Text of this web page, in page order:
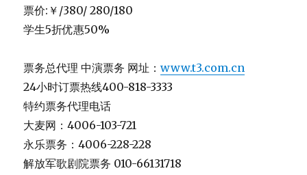
票价:￥/380/ 280/180
学生5折优惠50%
票务总代理 中演票务 网址：www.t3.com.cn
24小时订票热线400-818-3333
特约票务代理电话
大麦网：4006-103-721
永乐票务：4006-228-228
解放军歌剧院票务 010-66131718